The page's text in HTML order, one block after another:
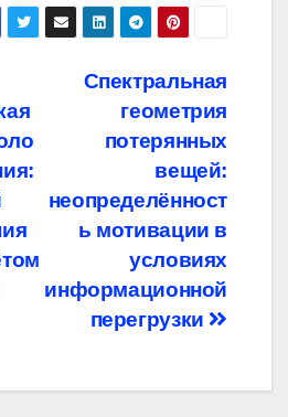
Спектральная
геометрия
потерянных
вещей:
неопределённост
ь мотивации в
условиях
информационной
перегрузки